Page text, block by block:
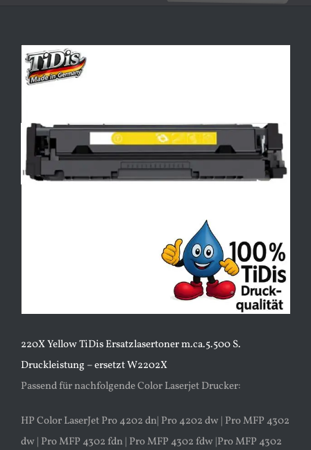
Zeige
grösseres
220X Yellow TiDis Ersatzlasertoner m.ca.5.500 S.
Druckleistung – ersetzt W2202X
Passend für nachfolgende Color Laserjet Drucker:
HP Color LaserJet Pro 4202 dn| Pro 4202 dw | Pro MFP 4302
dw | Pro MFP 4302 fdn | Pro MFP 4302 fdw |Pro MFP 4302